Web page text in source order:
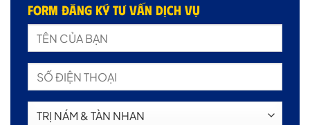
Form đăng ký tư vấn dịch vụ